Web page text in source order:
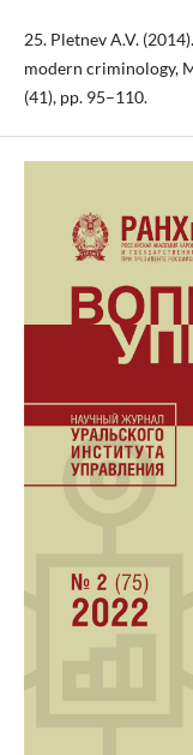
25. Pletnev A.V.
modern criminology,
(41), pp. 95–110.